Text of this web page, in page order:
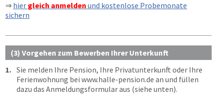
⇒ hier gleich anmelden und kostenlose Probemonate
sichern
(3) Vorgehen zum Bewerben Ihrer Unterkunft
1. Sie melden Ihre Pension, Ihre Privatunterkunft oder Ihre
Ferienwohnung bei www.halle-pension.de an und füllen
dazu das Anmeldungsformular aus (siehe unten).